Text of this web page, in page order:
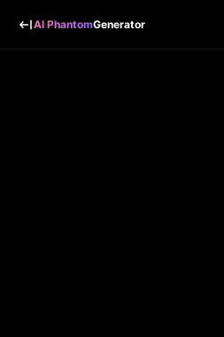
AI PhantomGenerator